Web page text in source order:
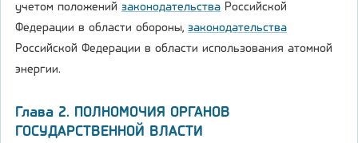
учетом положений законодательства Российской
Федерации в области обороны, законодательства
Российской Федерации в области использования атомной
энергии.
Глава 2. ПОЛНОМОЧИЯ ОРГАНОВ
ГОСУДАРСТВЕННОЙ ВЛАСТИ